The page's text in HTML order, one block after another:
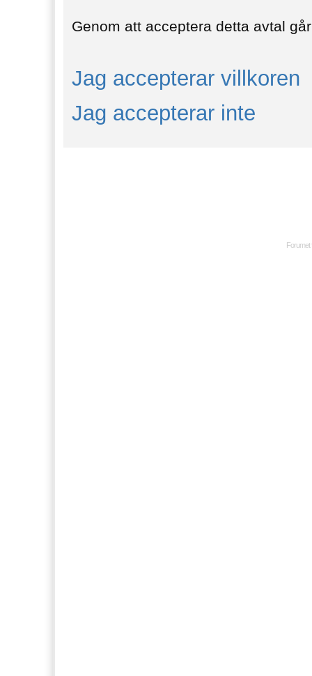
Genom att acceptera detta avtal
Jag accepterar villkoren
Jag accepterar inte
Forumet